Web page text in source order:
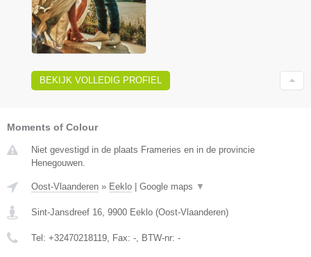
BEKIJK VOLLEDIG PROFIEL
Moments of Colour
Niet gevestigd in de plaats Frameries en in de provincie
Henegouwen.
Oost-Vlaanderen » Eeklo Google maps ▼
Sint-Jansdreef 16 9900 Eeklo (Oost-Vlaanderen)
Tel: +32470218119 , Fax: - , BTW-nr: -